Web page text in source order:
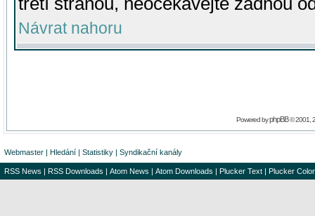
Návrat nahoru
Powered byphpBB© 2001,
Webmaster | Hledání | Statistiky | Syndikační kanály
RSS News | RSS Downloads | Atom News | Atom Downloads | Plucker Text | Plucker Color